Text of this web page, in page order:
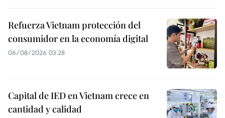
Refuerza Vietnam protección del
consumidor en la economía digital
06/08/2026 03:28
Capital de IED en Vietnam crece en
cantidad y calidad